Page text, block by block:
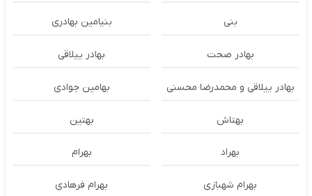
بنی بنیامین بهادری
بهادر صحت بهادر ییلاقی
بهادر ییلاقی و محمدرضا محسنی بهامین جوادی
بهتاش بهتین
بهراد بهرام
بهرام شهبازی بهرام فرهادی